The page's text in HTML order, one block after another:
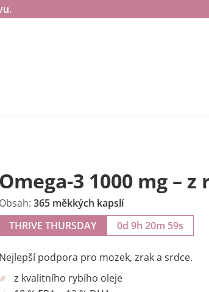
Omega-3 1000 mg –
Obsah: 365 měkkých kapslí
THRIVE THURSDAY
0d 9h 20m 57s
Nejlepší podpora pro mozek, zrak a srdce.
z kvalitního rybího oleje